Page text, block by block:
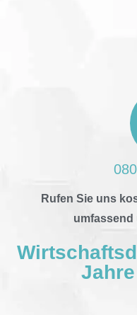
Rufen Sie uns
umfassend